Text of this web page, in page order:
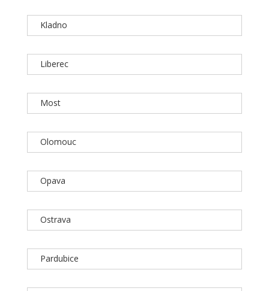
Kladno
Liberec
Most
Olomouc
Opava
Ostrava
Pardubice